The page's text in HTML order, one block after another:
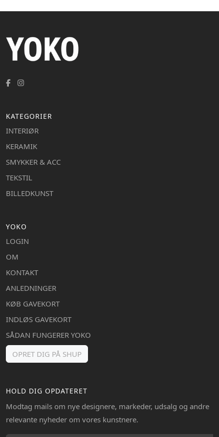
KATEGORIER
INTERIØR
KERAMIK
SMYKKER & ACC
TEKSTIL
BILLEDKUNST
YOKO
LOGIN
OM
KONTAKT
ANLEDNINGER
KØB GAVEKORT
INDLØS GAVEKORT
SÅDAN FUNGERER YOKO
OPRET DIG PÅ SHUP
HOLD DIG OPDATERET
Modtag mails om nye designere, markeder, udsalg og andre
relevante nyheder om vores kunstnere.